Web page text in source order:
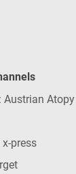
Austrian
press